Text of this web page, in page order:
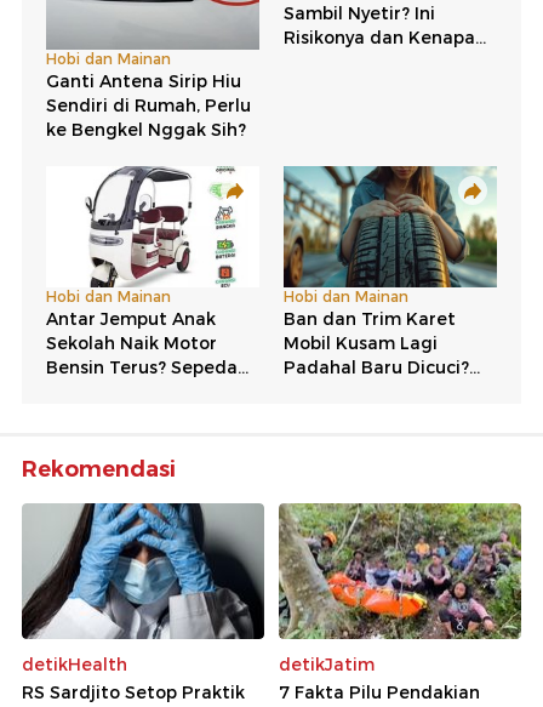
Rekomendasi
detikHealth
RS Sardjito Setop Praktik
detikJatim
7 Fakta Pilu Pendakian